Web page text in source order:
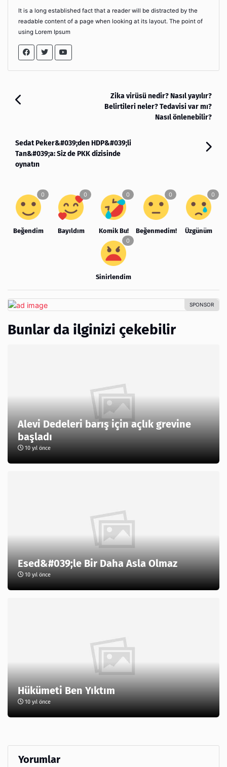
It is a long established fact that a reader will be distracted by the
readable content of a page when looking at its layout. The point of
using Lorem Ipsum
Zika virüsü nedir? Nasıl yayılır?
Belirtileri neler? Tedavisi var mı?
Nasıl önlenebilir?
Sedat Peker&#039;den HDP&#039;li
Tan&#039;a: Siz de PKK dizisinde
oynatın
Beğendim Bayıldım Komik Bu! Beğenmedim! Üzgünüm
Sinirlendim
Bunlar da ilginizi çekebilir
Alevi Dedeleri barış için açlık grevine
başladı
10 yıl önce
Esed&#039;le Bir Daha Asla Olmaz
10 yıl önce
Hükümeti Ben Yıktım
10 yıl önce
Yorumlar